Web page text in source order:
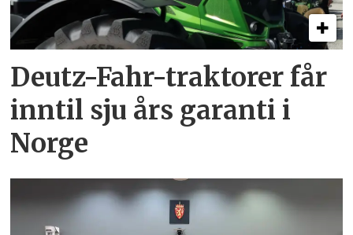
Deutz-Fahr-traktorer får
inntil sju års garanti i
Norge